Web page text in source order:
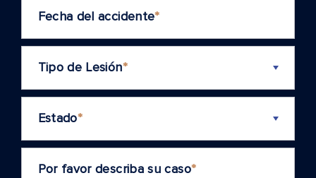
Fecha del accidente*
Tipo de Lesión*
Estado*
Por favor describa su caso*